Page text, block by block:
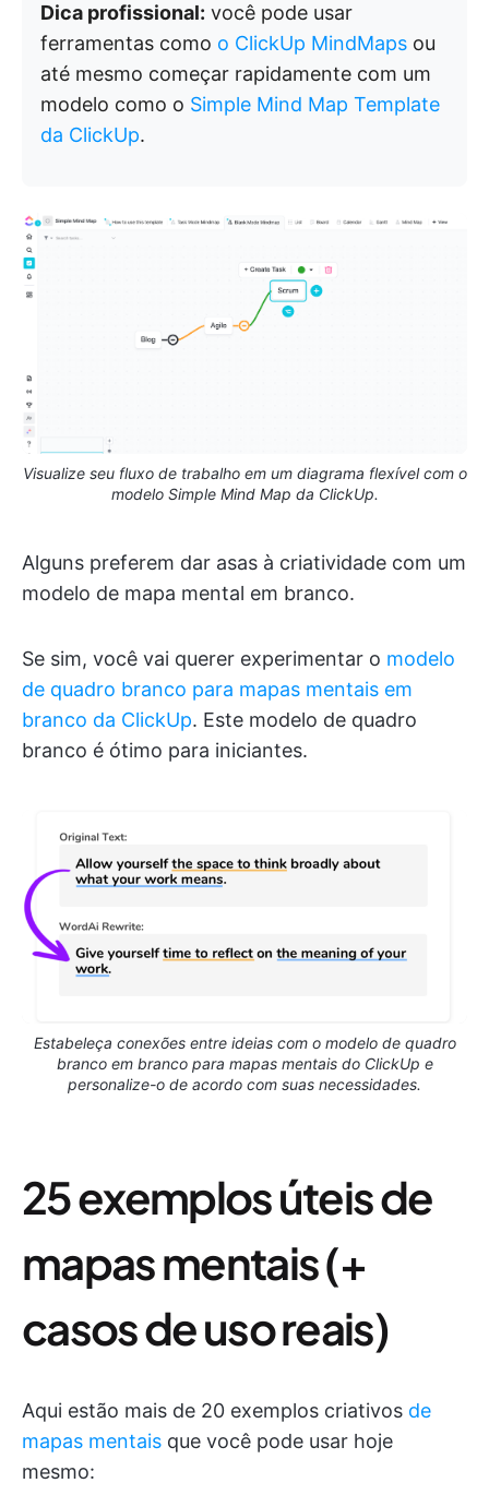
Dica profissional: você pode usar
ferramentas como o ClickUp MindMaps ou
até mesmo começar rapidamente com um
modelo como o Simple Mind Map Template
da ClickUp.
Visualize seu fluxo de trabalho em um diagrama flexível com o
modelo Simple Mind Map da ClickUp.
Alguns preferem dar asas à criatividade com um
modelo de mapa mental em branco.
Se sim, você vai querer experimentar o modelo
de quadro branco para mapas mentais em
branco da ClickUp. Este modelo de quadro
branco é ótimo para iniciantes.
Estabeleça conexões entre ideias com o modelo de quadro
branco em branco para mapas mentais do ClickUp e
personalize-o de acordo com suas necessidades.
25 exemplos úteis de
mapas mentais (+
casos de uso reais)
Aqui estão mais de 20 exemplos criativos de
mapas mentais que você pode usar hoje
mesmo: